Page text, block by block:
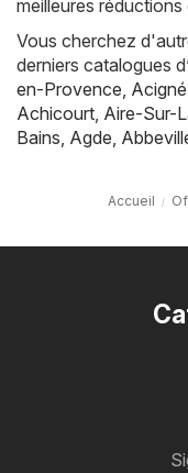
meilleures
Vous cherchez
derniers catalogues
en-Provence, Acigné
Achicourt, Aire-Sur-
Bains, Agde,
Accueil